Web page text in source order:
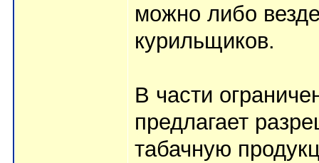
можно либо
курильщиков.
В части
предлагает
табачную